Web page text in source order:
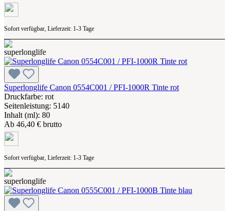
Sofort verfügbar, Lieferzeit: 1-3 Tage
Superlonglife Canon 0554C001 / PFI-1000R Tinte rot
Druckfarbe: rot
Seitenleistung: 5140
Inhalt (ml): 80
Ab 46,40 € brutto
Sofort verfügbar, Lieferzeit: 1-3 Tage